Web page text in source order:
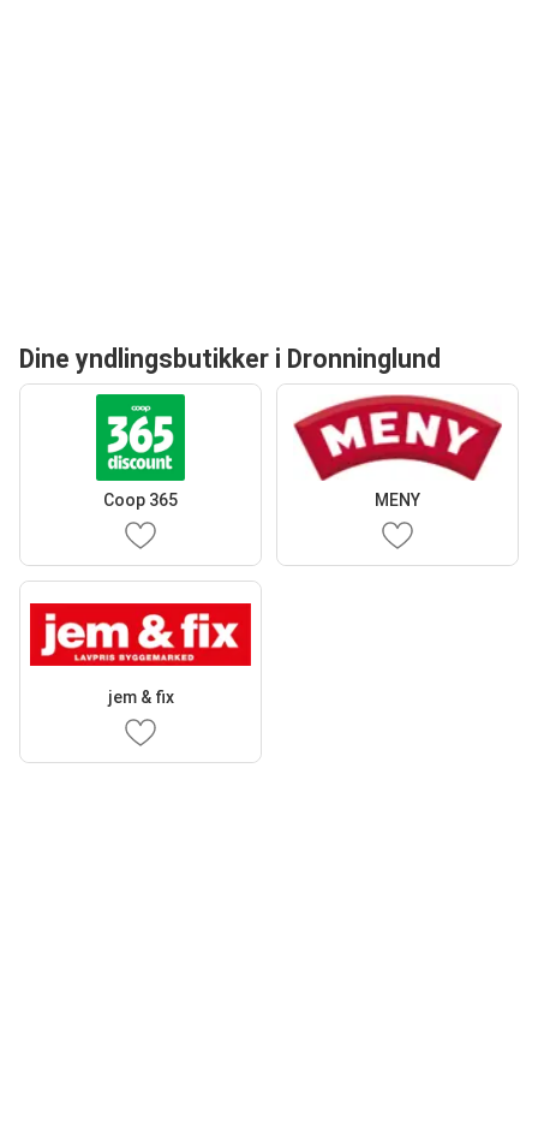
Dine yndlingsbutikker i Dronninglund
Coop 365 MENY
jem & fix